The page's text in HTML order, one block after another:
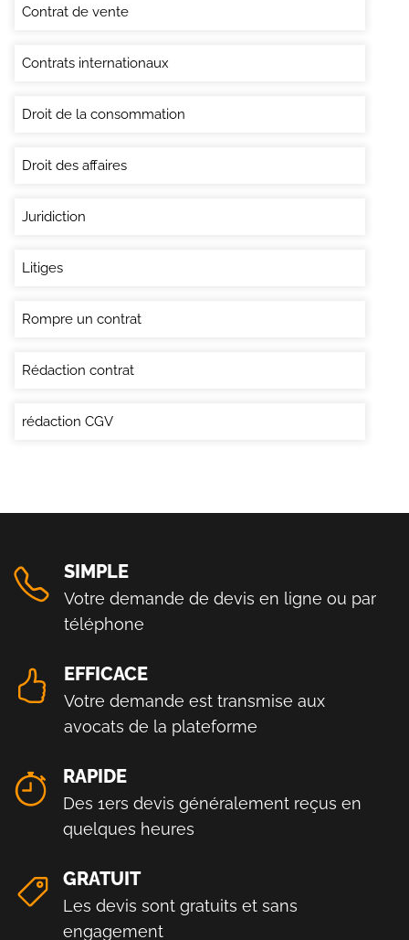
Contrat de vente
Contrats internationaux
Droit de la consommation
Droit des affaires
Juridiction
Litiges
Rompre un contrat
Rédaction contrat
rédaction CGV
SIMPLE
Votre demande de devis en ligne ou par
téléphone
EFFICACE
Votre demande est transmise aux
avocats de la plateforme
RAPIDE
Des 1ers devis généralement reçus en
quelques heures
GRATUIT
Les devis sont gratuits et sans
engagement